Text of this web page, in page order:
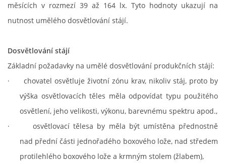
měsících v rozmezí 39 až 164 lx. Tyto hodnoty ukazují na
nutnost umělého dosvětlování stájí.
Dosvětlování stájí
Základní požadavky na umělé dosvětlování produkčních stájí:
·
chovatel osvětluje životní zónu krav, nikoliv stáj, proto by
výška osvětlovacích těles měla odpovídat typu použitého
osvětlení, jeho velikosti, výkonu, barevnému spektru apod.,
·
osvětlovací tělesa by měla být umístěna přednostně
nad přední části jednořadého boxového lože, nad středem
protilehlého boxového lože a krmným stolem (žlabem),